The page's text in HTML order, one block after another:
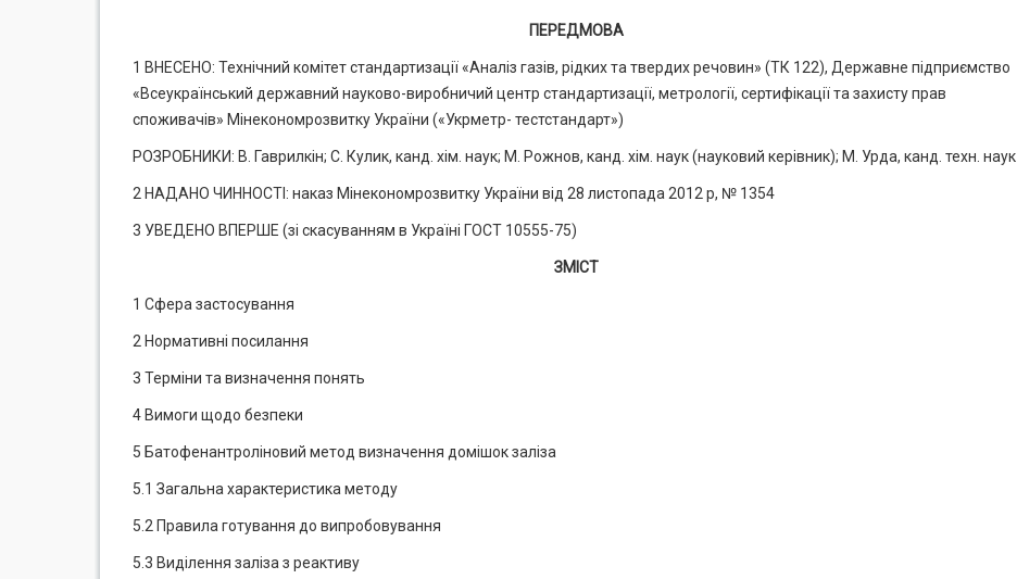
ПЕРЕДМОВА
1 ВНЕСЕНО: Технічний комітет стандартизації «Аналіз газів, рідких та твердих речовин» (ТК 122), Державне підприємство
«Всеукраїнський державний науково-виробничий центр стандартизації, метрології, сертифікації та захисту прав
споживачів» Мінекономрозвитку України («Укрметр- тестстандарт»)
РОЗРОБНИКИ: В. Гаврилкін; С. Кулик, канд. хім. наук; М. Рожнов, канд. хім. наук (науковий керівник); М. Урда, канд. техн. наук
2 НАДАНО ЧИННОСТІ: наказ Мінекономрозвитку України від 28 листопада 2012 р, № 1354
3 УВЕДЕНО ВПЕРШЕ (зі скасуванням в Україні ГОСТ 10555-75)
ЗМІСТ
1 Сфера застосування
2 Нормативні посилання
3 Терміни та визначення понять
4 Вимоги щодо безпеки
5 Батофенантроліновий метод визначення домішок заліза
5.1 Загальна характеристика методу
5.2 Правила готування до випробовування
5.3 Виділення заліза з реактиву